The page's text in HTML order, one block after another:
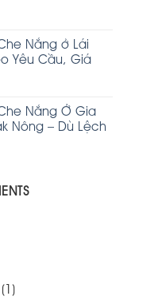
Nắng ở Lái
Yêu Cầu, Giá
Nắng Ở Gia
Nông – Dù Lệch
(1)